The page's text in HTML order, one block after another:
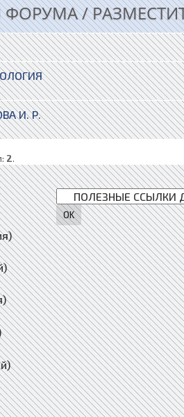
/
И. Р.
2.